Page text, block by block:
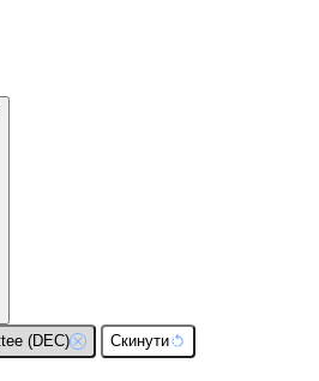
(DEC) Скинути